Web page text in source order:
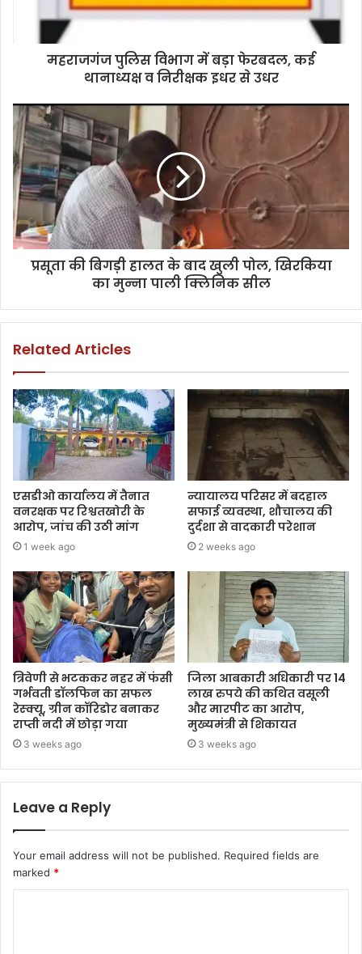
महराजगंज पुलिस विभाग में बड़ा फेरबदल, कई
थानाध्यक्ष व निरीक्षक इधर से उधर
प्रसूता की बिगड़ी हालत के बाद खुली पोल, खिरकिया
का मुन्ना पाली क्लिनिक सील
Related Articles
एसडीओ कार्यालय में तैनात
वनरक्षक पर रिश्वतखोरी के
आरोप, जांच की उठी मांग
1 week ago
न्यायालय परिसर में बदहाल
सफाई व्यवस्था, शौचालय की
दुर्दशा से वादकारी परेशान
2 weeks ago
त्रिवेणी से भटककर नहर में फंसी
गर्भवती डॉलफिन का सफल
रेस्क्यू, ग्रीन कॉरिडोर बनाकर
राप्ती नदी में छोड़ा गया
3 weeks ago
जिला आबकारी अधिकारी पर 14
लाख रुपये की कथित वसूली
और मारपीट का आरोप,
मुख्यमंत्री से शिकायत
3 weeks ago
Leave a Reply
Your email address will not be published. Required fields are
marked *